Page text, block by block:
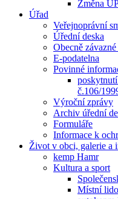
Změna
Úřad
Veřejnoprávní
Úřední deska
Obecně
E-podatelna
Povinné
č.106/
Výroční zprávy
Archiv úřední
Formuláře
Informace k
Život v obci, galerie a
kemp Hamr
Kultura a sport
Místní